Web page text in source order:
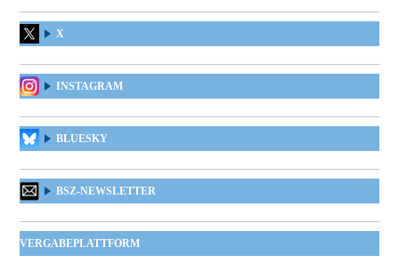
X
INSTAGRAM
BLUESKY
BSZ-NEWSLETTER
VERGABEPLATTFORM